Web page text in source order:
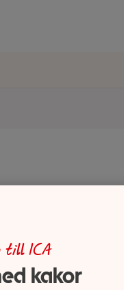
till ICA
kakor